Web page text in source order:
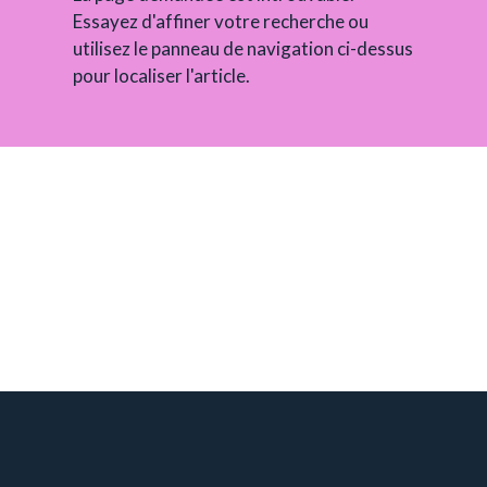
Essayez d'affiner votre recherche ou
utilisez le panneau de navigation ci-dessus
pour localiser l'article.